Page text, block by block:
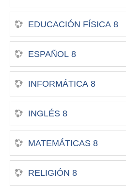
EDUCACIÓN FÍSICA 8
ESPAÑOL 8
INFORMÁTICA 8
INGLÉS 8
MATEMÁTICAS 8
RELIGIÓN 8